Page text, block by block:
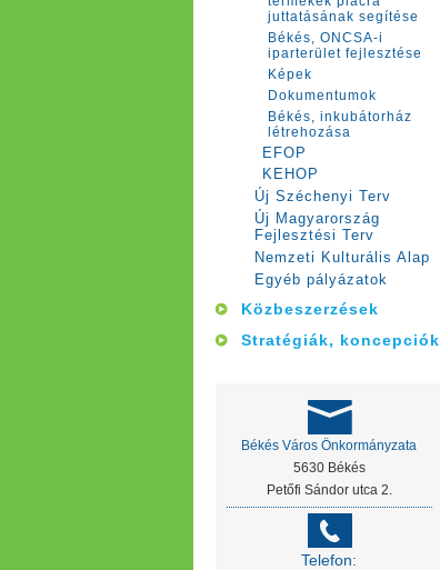
juttatásának segítése
Békés, ONCSA-i
iparterület fejlesztése
Képek
Dokumentumok
Békés, inkubátorház
létrehozása
EFOP
KEHOP
Új Széchenyi Terv
Új Magyarország
Fejlesztési Terv
Nemzeti Kulturális Alap
Egyéb pályázatok
Közbeszerzések
Stratégiák, koncepciók
Békés Város Önkormányzata
5630 Békés
Petőfi Sándor utca 2.
Telefon: